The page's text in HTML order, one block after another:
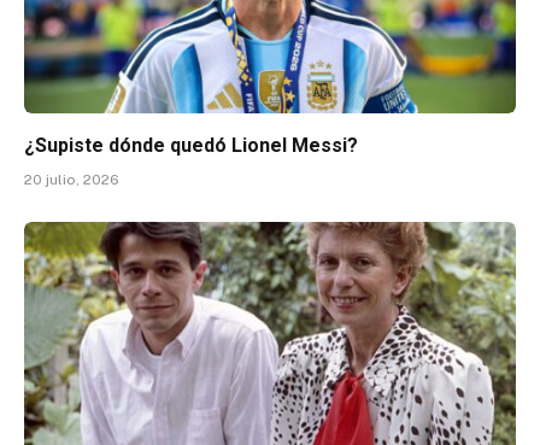
¿Supiste dónde quedó Lionel Messi?
20 julio, 2026